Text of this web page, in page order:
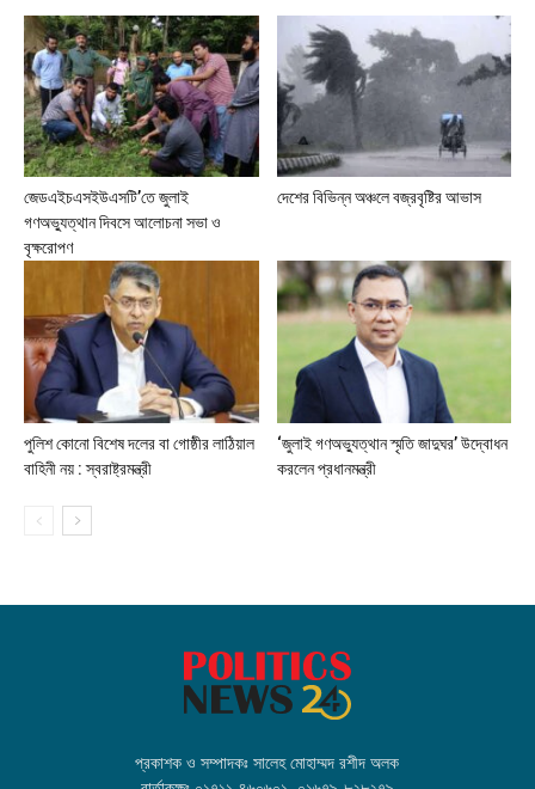
জেডএইচএসইউএসটি’তে জুলাই
গণঅভ্যুত্থান দিবসে আলোচনা সভা ও
বৃক্ষরোপণ
দেশের বিভিন্ন অঞ্চলে বজ্রবৃষ্টির আভাস
পুলিশ কোনো বিশেষ দলের বা গোষ্ঠীর লাঠিয়াল
বাহিনী নয় : স্বরাষ্ট্রমন্ত্রী
‘জুলাই গণঅভ্যুত্থান স্মৃতি জাদুঘর’ উদ্বোধন
করলেন প্রধানমন্ত্রী
প্রকাশক ও সম্পাদকঃ সালেহ মোহাম্মদ রশীদ অলক